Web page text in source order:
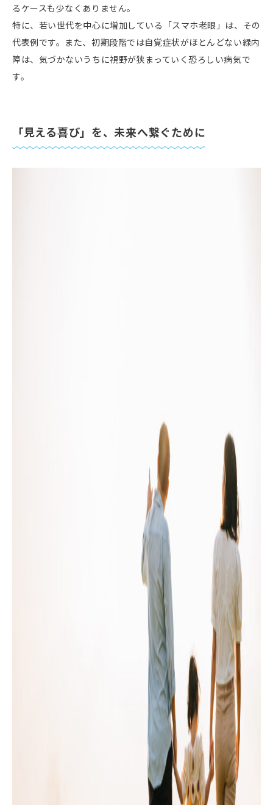
るケースも少なくありません。
特に、若い世代を中⼼に増加している「スマホ⽼眼」は、その
代表例です。また、初期段階では⾃覚症状がほとんどない緑内
障は、気づかないうちに視野が狭まっていく恐ろしい病気で
す。
「⾒える喜び」を、未来へ繋ぐために